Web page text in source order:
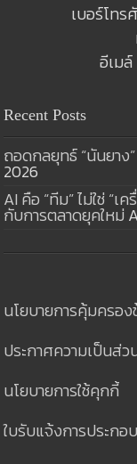
เบอร์โท
อีเมล์
Recent Posts
ถอดกลยุทธ์ “นันยาง
2026
AI คือ “ทีม” ไม่ใช่ “
กับการตลาดยุคใหม่
นโยบายการคุ้มครอ
ประกาศความเป็นส่ว
นโยบายการใช้คุกกี้
ใบรับแจ้งการประก